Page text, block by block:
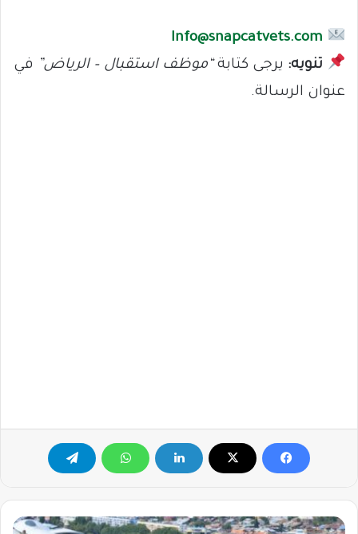
Info@snapcatvets.com
تنويه: يرجى كتابة“موظف استقبال – الرياض” في
عنوان الرسالة.
فرصة